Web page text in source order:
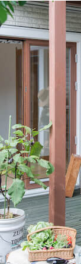
ウェーデンハウス